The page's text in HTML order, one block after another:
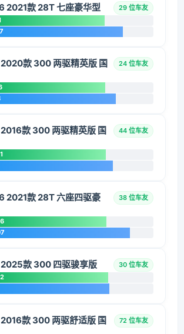
2021款 28T 七座豪华型 29 位车友
款 300 两驱精英版 国
24 位车友
款 300 两驱精英版 国
44 位车友
2021款 28T 六座四驱豪
38 位车友
款 300 四驱骏享版 30 位车友
款 300 两驱舒适版 国
72 位车友